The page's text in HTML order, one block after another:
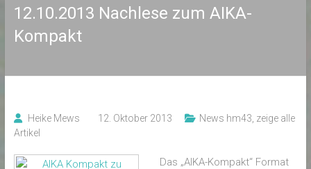
12.10.2013 Nachlese zum AIKA-
Kompakt
Heike Mews 12. Oktober 2013 News hm43 zeige alle
Artikel
Das „AIKA-Kompakt“ Format